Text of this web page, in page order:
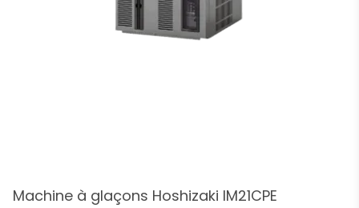
Machine à glaçons Hoshizaki IM21CPE